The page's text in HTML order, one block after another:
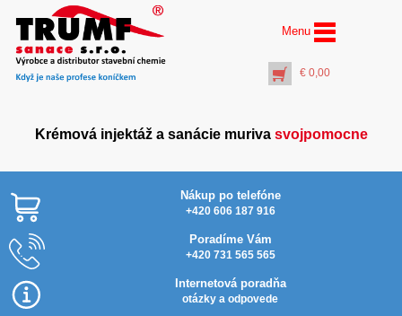
Menu
€ 0,00
Krémová injektáž a sanácie muriva svojpomocne
Nákup po telefóne
+420 606 187 916
Poradíme Vám
+420 731 565 565
Internetová poradňa
otázky a odpovede
AquaStop Bitumen
Triangle (25m)
trojhranný utesňovací
pás